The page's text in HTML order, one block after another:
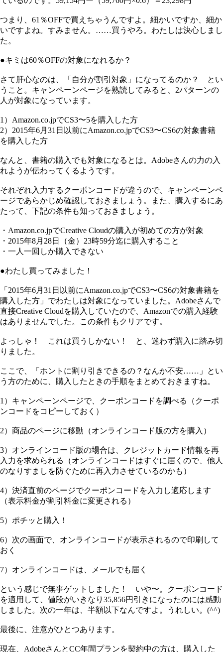
つまり、61％OFFで買えちゃうんですよ。細かいですか、細か
いですよね。すみません。……買うやろ。わたしは決心しまし
た。
●キミは60％OFFの対象になれるか？
さて肝心なのは、「自分が割引対象」になってるのか？ とい
うこと。キャンペーンページを熟読してみると、2パターンの
人が対象になっています。
1）Amazon.co.jpでCS3〜5を購入した方
2）2015年6月31日以前にAmazon.co.jpでCS3〜CS6の対象書籍
を購入した方
なんと、書籍の購入でも対象になるとは。Adobeさんの力の入
れようが伝わってくるようです。
それぞれ入力するクーポンコードが違うので、キャンペーンペ
ージであらかじめ確認しておきましょう。また、購入するにあ
たって、下記の条件も知っておきましょう。
・Amazon.co.jpでCreative Cloudの購入が初めての方が対象
・2015年8月28日（金）23時59分迄に購入すること
・一人一回しか購入できない
●わたし買ってみました！
「2015年6月31日以前にAmazon.co.jpでCS3〜CS6の対象書籍を
購入した方」でわたしは対象になっていました。Adobeさんで
直接Creative Cloudを購入していたので、Amazonでの購入経験
はありませんでした。この条件もクリアです。
よっしゃ！ これは買うしかない！ と、迷わず購入に踏み切
りました。
ここで、「ホントに割り引きできるの？なんか不安……」とい
う方のために、購入したときの手順をまとめておきますね。
1）キャンペーンページで、クーポンコードを調べる（クーポ
ンコードをコピーしておく）
2）商品のページに移動（オンラインコード版の方を購入）
3）オンラインコード版の場合は、クレジットカード情報を再
入力を求められる（オンラインコードはすぐに届くので、他人
のなりすましを防ぐために再入力させているのかも）
4）決済直前のページでクーポンコードを入力し適応します
（表示料金が割引料金に変更される）
5）ポチッと購入！
6）次の画面で、オンラインコードが表示されるので印刷して
おく
7）オンラインコードは、メールでも届く
という感じで無事ゲットしました！ いや〜。クーポンコード
を適用して、値段がいきなり35,856円引きになったのには感動
しました。次の一年は、半額以下なんですよ。うれしい。(^^)
最後に、注意がひとつあります。
現在、AdobeさんとCC年間プランを契約中の方は、購入した